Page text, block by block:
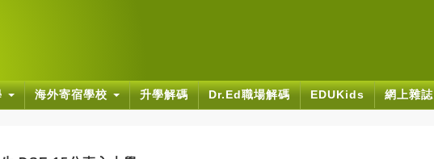
海外寄宿學校 升學解碼 Dr.Ed職場解碼 EDUKids 網上雜誌